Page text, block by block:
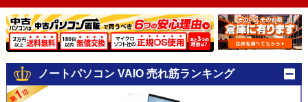
ノートパソコン VAIO 売れ筋ランキング